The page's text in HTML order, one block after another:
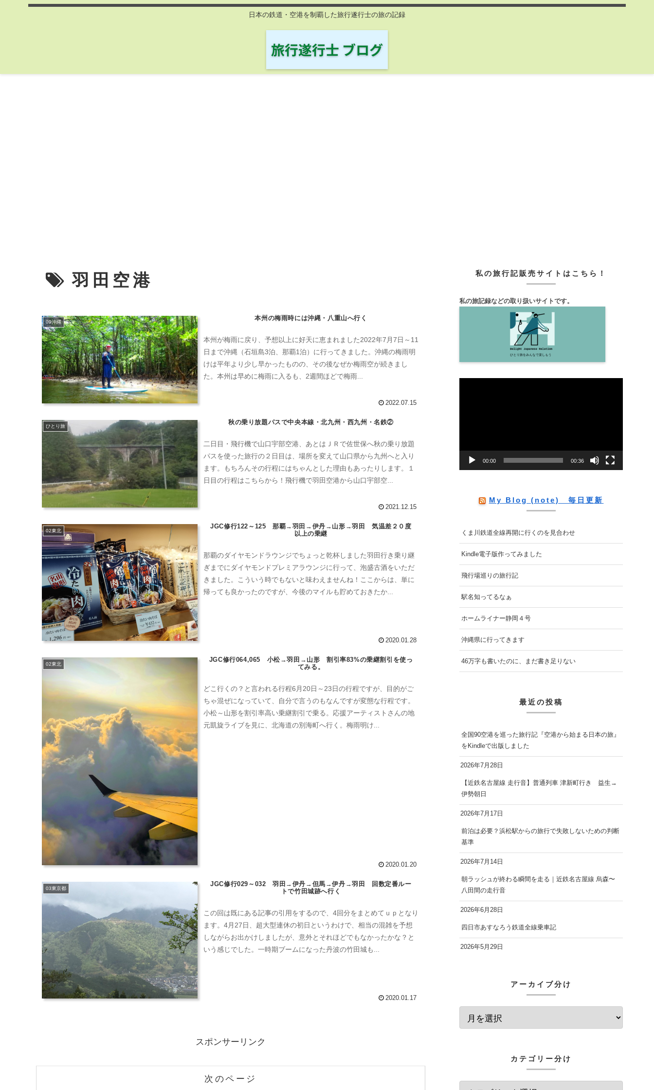
日本の鉄道・空港を制覇した旅行遂行士の旅の記録
羽田空港
09沖縄
本州の梅雨時には沖縄・八重山へ行く
本州が梅雨に戻り、予想以上に好天に恵まれました2022年7月7日～11
日まで沖縄（石垣島3泊、那覇1泊）に行ってきました。沖縄の梅雨明
けは平年より少し早かったものの、その後なぜか梅雨空が続きまし
た。本州は早めに梅雨に入るも、2週間ほどで梅雨...
2022.07.15
ひとり旅
秋の乗り放題パスで中央本線・北九州・西九州・名鉄②
二日目・飛行機で山口宇部空港、あとはＪＲで佐世保へ秋の乗り放題
パスを使った旅行の２日目は、場所を変えて山口県から九州へと入り
ます。もちろんその行程にはちゃんとした理由もあったりします。１
日目の行程はこちらから！飛行機で羽田空港から山口宇部空...
2021.12.15
02東北
JGC修行122～125 那覇→羽田→伊丹→山形→羽田 気温差２０度
以上の乗継
那覇のダイヤモンドラウンジでちょっと乾杯しました羽田行き乗り継
ぎまでにダイヤモンドプレミアラウンジに行って、泡盛古酒をいただ
きました。こういう時でもないと味わえませんね！ここからは、単に
帰っても良かったのですが、今後のマイルも貯めておきたか...
2020.01.28
02東北
JGC修行064,065 小松→羽田→山形 割引率83%の乗継割引を使っ
てみる。
どこ行くの？と言われる行程6月20日～23日の行程ですが、目的がご
ちゃ混ぜになっていて、自分で言うのもなんですが変態な行程です。
小松～山形を割引率高い乗継割引で乗る。応援アーティストさんの地
元凱旋ライブを見に、北海道の別海町へ行く。梅雨明け...
2020.01.20
03東京都
JGC修行029～032 羽田→伊丹→但馬→伊丹→羽田 回数定番ルー
トで竹田城跡へ行く
この回は既にある記事の引用をするので、4回分をまとめてｕｐとなり
ます。4月27日、超大型連休の初日というわけで、相当の混雑を予想
しながらお出かけしましたが、意外とそれほどでもなかったかな？と
いう感じでした。一時期ブームになった丹波の竹田城も...
2020.01.17
スポンサーリンク
次のページ
私の旅行記販売サイトはこちら！
私の旅記録などの取り扱いサイトです。
00:00 00:36
My Blog (note) 毎日更新
くま川鉄道全線再開に行くのを見合わせ
Kindle電子版作ってみました
飛行場巡りの旅行記
駅名知ってるなぁ
ホームライナー静岡４号
沖縄県に行ってきます
46万字も書いたのに、まだ書き足りない
最近の投稿
全国90空港を巡った旅行記『空港から始まる日本の旅』
をKindleで出版しました
2026年7月28日
【近鉄名古屋線 走行音】普通列車 津新町行き 益生→
伊勢朝日
2026年7月17日
前泊は必要？浜松駅からの旅行で失敗しないための判断
基準
2026年7月14日
朝ラッシュが終わる瞬間を走る｜近鉄名古屋線 烏森〜
八田間の走行音
2026年6月28日
四日市あすなろう鉄道全線乗車記
2026年5月29日
アーカイブ分け
カテゴリー分け